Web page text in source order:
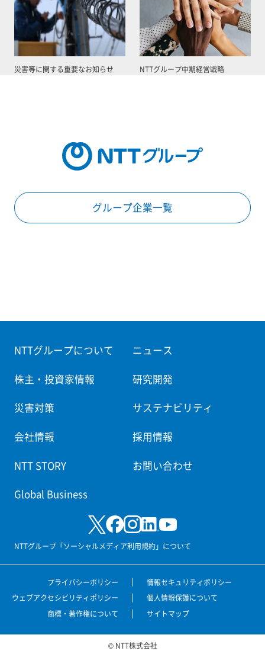
災害等に関する重要なお知らせ NTTグループ中期経営戦略
グループ企業一覧
NTTグループについて ニュース
株主・投資家情報 研究開発
災害対策 サステナビリティ
会社情報 採用情報
NTT STORY お問い合わせ
Global Business
NTTグループ「ソーシャルメディア利用規約」について
プライバシーポリシー
情報セキュリティポリシー
ウェブアクセシビリティポリシー
個人情報保護について
商標・著作権について
サイトマップ
© NTT株式会社